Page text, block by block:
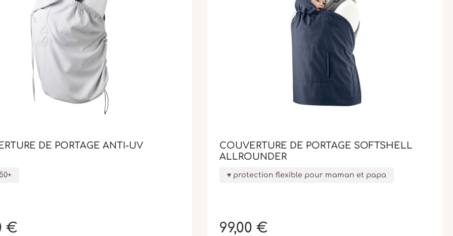
DE PORTAGE ANTI-UV
€
COUVERTURE DE PORTAGE SOFTSHELL
ALLROUNDER
protection flexible pour maman et papa
99,00 €